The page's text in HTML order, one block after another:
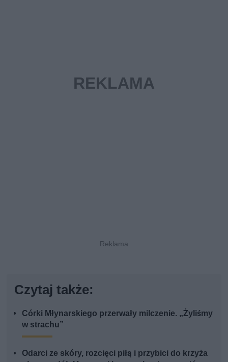
Czytaj także:
Córki Młynarskiego przerwały milczenie. „Żyliśmy
w strachu”
Odarci ze skóry, rozcięci piłą i przybici do krzyża